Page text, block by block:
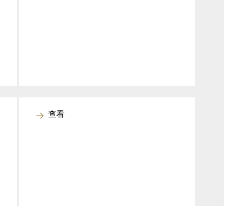
查看